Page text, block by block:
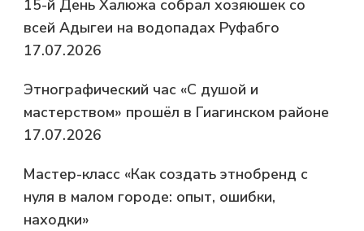
15-й День Халюжа собрал хозяюшек со
всей Адыгеи на водопадах Руфабго
17.07.2026
Этнографический час «С душой и
мастерством» прошёл в Гиагинском районе
17.07.2026
Мастер-класс «Как создать этнобренд с
нуля в малом городе: опыт, ошибки,
находки»